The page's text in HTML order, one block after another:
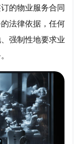
的物业服务合同
法律依据，任何
强制性地要求业